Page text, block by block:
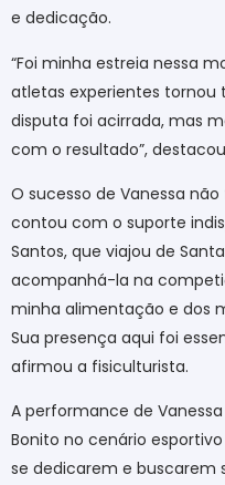
e dedicação.
“Foi minha estreia nessa
atletas experientes tornou
disputa foi acirrada, mas
com o resultado”,
O sucesso de Vanessa
contou com o suporte
Santos, que viajou de
acompanhá-la na
minha alimentação e dos
Sua presença aqui foi
afirmou a fisiculturista.
A performance de
Bonito no cenário
se dedicarem e buscarem